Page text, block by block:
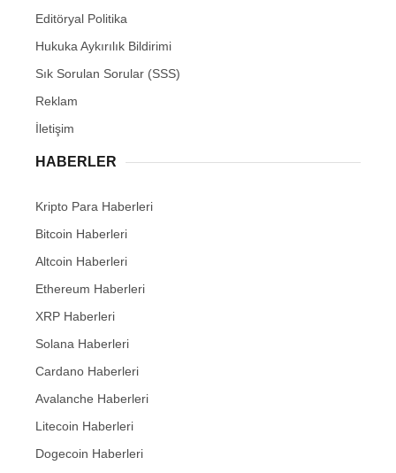
Editöryal Politika
Hukuka Aykırılık Bildirimi
Sık Sorulan Sorular (SSS)
Reklam
İletişim
HABERLER
Kripto Para Haberleri
Bitcoin Haberleri
Altcoin Haberleri
Ethereum Haberleri
XRP Haberleri
Solana Haberleri
Cardano Haberleri
Avalanche Haberleri
Litecoin Haberleri
Dogecoin Haberleri